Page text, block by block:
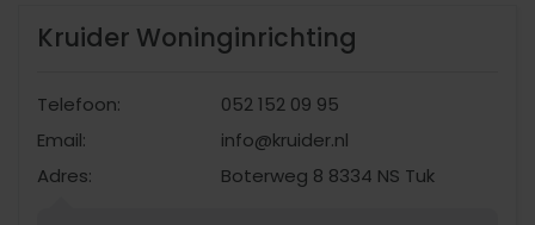
Kruider Woninginrichting
Telefoon:
052 152 09 95
Email:
info@kruider.nl
Adres:
Boterweg 8 8334 NS Tuk